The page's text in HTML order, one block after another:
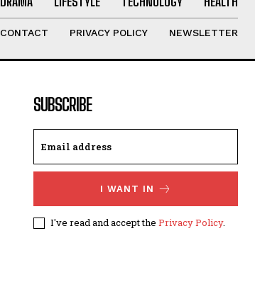
CONTACT PRIVACY POLICY NEWSLETTER
SUBSCRIBE
I WANT IN
I've read and accept the Privacy Policy.